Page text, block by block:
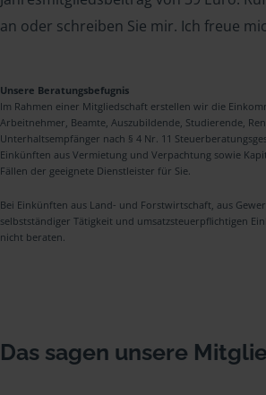
an oder schreiben Sie mir. Ich freue
Unsere Beratungsbefugnis
Im Rahmen einer Mitgliedschaft erstellen wir die
Arbeitnehmer, Beamte, Auszubildende, Studierende,
Unterhaltsempfänger nach § 4 Nr. 11
Einkünften aus Vermietung und Verpachtung sowie
Fällen der geeignete Dienstleister für Sie.
Bei Einkünften aus Land- und Forstwirtschaft, aus
selbstständiger Tätigkeit und umsatzsteuerpflichtigen
nicht beraten.
Das sagen unsere